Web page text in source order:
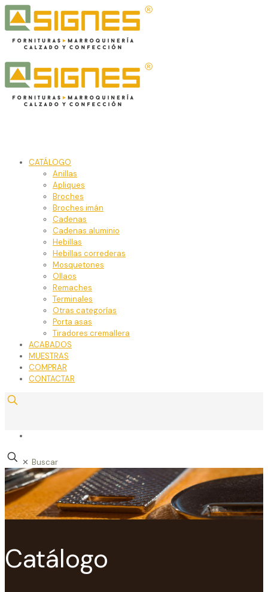
CATÁLOGO
Anillas
Apliques
Broches
Broches imán
Cadenas
Cadenas aluminio
Hebillas
Hebillas correderas
Mosquetones
Ollaos
Remaches
Terminales
Otras categorías
Porta asas
Tiradores cremallera
ACABADOS
MUESTRAS
COMPRAR
CONTACTAR
✕
Catálogo